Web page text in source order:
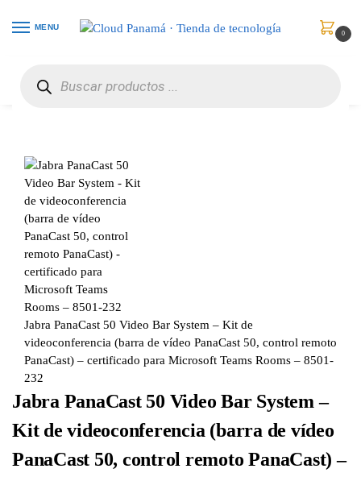
MENU
0
Jabra PanaCast 50 Video Bar System – Kit de
videoconferencia (barra de vídeo PanaCast 50, control remoto
PanaCast) – certificado para Microsoft Teams Rooms – 8501-
232
Jabra PanaCast 50 Video Bar System –
Kit de videoconferencia (barra de vídeo
PanaCast 50, control remoto PanaCast) –